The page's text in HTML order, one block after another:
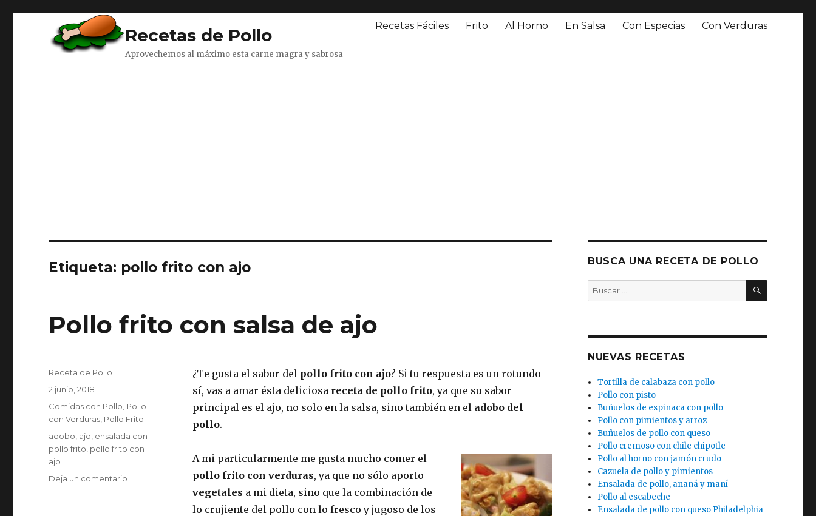
Recetas de Pollo
Aprovechemos al máximo esta carne magra y sabrosa
Recetas Fáciles Frito Al Horno En Salsa Con Especias Con Verduras
Etiqueta: pollo frito con ajo
Pollo frito con salsa de ajo
¿Te gusta el sabor del pollo frito con ajo? Si tu respuesta es un rotundo
sí, vas a amar ésta deliciosa receta de pollo frito, ya que su sabor
principal es el ajo, no solo en la salsa, sino también en el adobo del
pollo.
A mi particularmente me gusta mucho comer el
pollo frito con verduras, ya que no sólo aporto
vegetales a mi dieta, sino que la combinación de
lo crujiente del pollo con lo fresco y jugoso de los
Autor
Receta de Pollo
Publicado
2 junio, 2018
Categorías
Comidas con Pollo Pollo
con Verduras Pollo Frito
Etiquetas
adobo ajo ensalada con
pollo frito pollo frito con
ajo
Deja un comentario
BUSCA UNA RECETA DE POLLO
Buscar
por:
BUSCAR
NUEVAS RECETAS
Tortilla de calabaza con pollo
Pollo con pisto
Buñuelos de espinaca con pollo
Pollo con pimientos y arroz
Buñuelos de pollo con queso
Pollo cremoso con chile chipotle
Pollo al horno con jamón crudo
Cazuela de pollo y pimientos
Ensalada de pollo, ananá y maní
Pollo al escabeche
Ensalada de pollo con queso Philadelphia